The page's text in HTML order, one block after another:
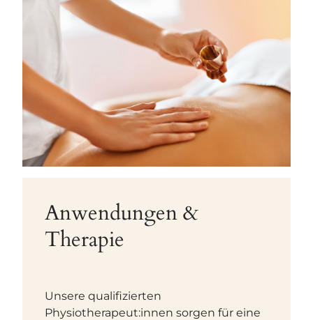
Hotel
Zimmer & Angebote
Wellness & Spa
Freizeit
Anwendungen &
Therapie
Unsere qualifizierten
Physiotherapeut:innen sorgen für eine